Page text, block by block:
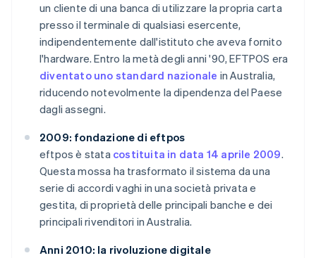
un cliente di una banca di utilizzare la propria carta
presso il terminale di qualsiasi esercente,
indipendentemente dall'istituto che aveva fornito
l'hardware. Entro la metà degli anni '90, EFTPOS era
diventato uno standard nazionale in Australia,
riducendo notevolmente la dipendenza del Paese
dagli assegni.
2009: fondazione di eftpos
eftpos è stata costituita in data 14 aprile 2009.
Questa mossa ha trasformato il sistema da una
serie di accordi vaghi in una società privata e
gestita, di proprietà delle principali banche e dei
principali rivenditori in Australia.
Anni 2010: la rivoluzione digitale